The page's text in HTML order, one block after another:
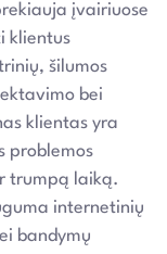
įvairiuose
klientus
šilumos
bei
klientas yra
problemos
trumpą laiką.
internetinių
bandymų